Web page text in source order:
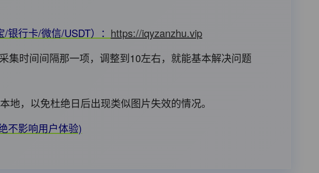
行卡/微信/USDT）： https://iqyzanzhu.vip
集时间间隔那一项，调整到10左右，就能基本解决问题
，以免杜绝日后出现类似图片失效的情况。
不影响用户体验)